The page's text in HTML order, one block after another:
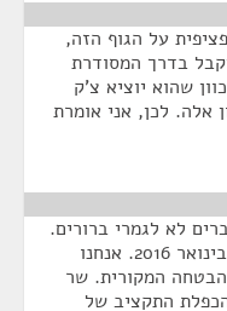
על הגוף הזה,
בדרך המסודרת
שהוא יוציא צ'ק
אלה. לכן, אני אומרת
לא לגמרי ברורים.
מתוך פרוטוקול מליאת הכנסת מה-12 בינואר 2016. אנחנו
המקורית. שר
התקציב של